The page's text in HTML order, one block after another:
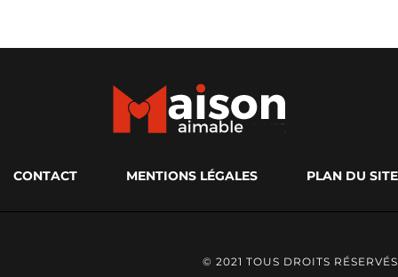
CONTACT MENTIONS LÉGALES PLAN DU SITE
© 2021 TOUS DROITS RÉSERVÉS